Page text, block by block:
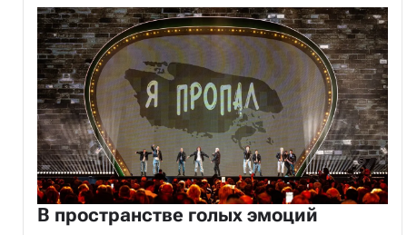
В пространстве голых эмоций